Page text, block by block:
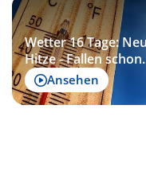
Wetter 16 Tage:
Hitze - Fallen schon
wieder die 40 Grad?
Ansehen